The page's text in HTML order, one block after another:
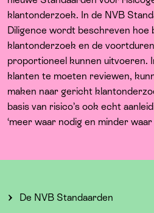
klantonderzoek. In de NVB
Diligence wordt beschreven hoe
klantonderzoek en de
proportioneel kunnen uitvoeren.
klanten te moeten reviewen,
maken naar gericht
basis van risico’s ook echt
‘meer waar nodig en minder waar
De NVB Standaarden